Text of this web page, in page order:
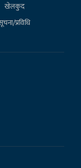
खेलकुद
प्रविधि